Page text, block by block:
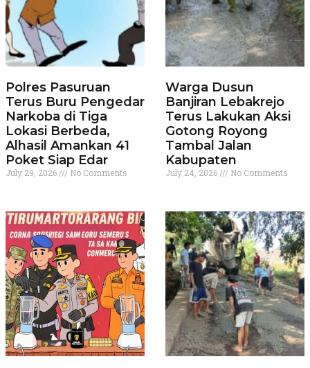
Polres Pasuruan
Terus Buru Pengedar
Narkoba di Tiga
Lokasi Berbeda,
Alhasil Amankan 41
Poket Siap Edar
July 29, 2026 No Comments
Warga Dusun
Banjiran Lebakrejo
Terus Lakukan Aksi
Gotong Royong
Tambal Jalan
Kabupaten
July 24, 2026 No Comments